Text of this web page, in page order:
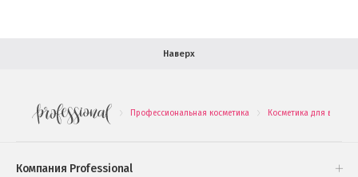
Наверх
. Профессиональная косметика . Косметика для волос
Компания Professional
Подарочные наборы